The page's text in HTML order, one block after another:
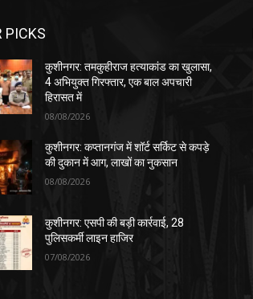
PICKS
कुशीनगर: तमकुहीराज हत्याकांड का खुलासा,
4 अभियुक्त गिरफ्तार, एक बाल अपचारी
हिरासत में
08/08/2026
कुशीनगर: कप्तानगंज में शॉर्ट सर्किट से कपड़े
की दुकान में आग, लाखों का नुकसान
08/08/2026
कुशीनगर: एसपी की बड़ी कार्रवाई, 28
पुलिसकर्मी लाइन हाजिर
07/08/2026